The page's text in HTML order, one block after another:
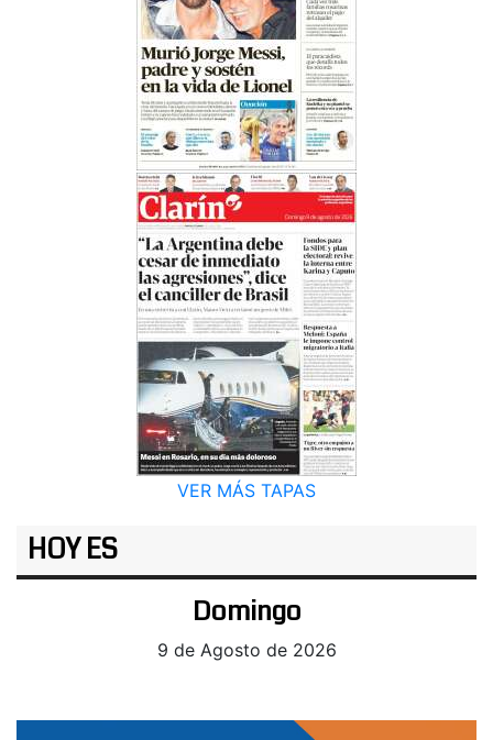
VER MÁS TAPAS
HOY ES
Domingo
9 de Agosto de 2026